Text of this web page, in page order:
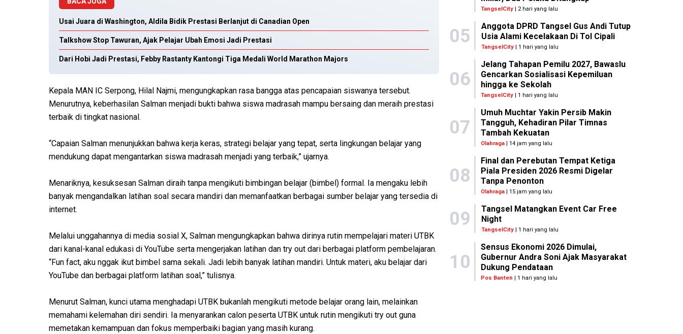
Usai Juara di Washington, Aldila Bidik Prestasi Berlanjut di Canadian Open
Talkshow Stop Tawuran, Ajak Pelajar Ubah Emosi Jadi Prestasi
Dari Hobi Jadi Prestasi, Febby Rastanty Kantongi Tiga Medali World Marathon Majors
Kepala MAN IC Serpong, Hilal Najmi, mengungkapkan rasa bangga atas pencapaian siswanya tersebut.
Menurutnya, keberhasilan Salman menjadi bukti bahwa siswa madrasah mampu bersaing dan meraih prestasi
terbaik di tingkat nasional.
“Capaian Salman menunjukkan bahwa kerja keras, strategi belajar yang tepat, serta lingkungan belajar yang
mendukung dapat mengantarkan siswa madrasah menjadi yang terbaik,” ujarnya.
Menariknya, kesuksesan Salman diraih tanpa mengikuti bimbingan belajar (bimbel) formal. Ia mengaku lebih
banyak mengandalkan latihan soal secara mandiri dan memanfaatkan berbagai sumber belajar yang tersedia di
internet.
Melalui unggahannya di media sosial X, Salman mengungkapkan bahwa dirinya rutin mempelajari materi UTBK
dari kanal-kanal edukasi di YouTube serta mengerjakan latihan dan try out dari berbagai platform pembelajaran.
“Fun fact, aku nggak ikut bimbel sama sekali. Jadi lebih banyak latihan mandiri. Untuk materi, aku belajar dari
YouTube dan berbagai platform latihan soal,” tulisnya.
Menurut Salman, kunci utama menghadapi UTBK bukanlah mengikuti metode belajar orang lain, melainkan
memahami kelemahan diri sendiri. Ia menyarankan calon peserta UTBK untuk rutin mengikuti try out guna
memetakan kemampuan dan fokus memperbaiki bagian yang masih kurang.
TangselCity | 2 hari yang lalu
05
Anggota DPRD Tangsel Gus Andi Tutup
Usia Alami Kecelakaan Di Tol Cipali
TangselCity| 1 hari yang lalu
06
Jelang Tahapan Pemilu 2027, Bawaslu
Gencarkan Sosialisasi Kepemiluan
hingga ke Sekolah
TangselCity | 1 hari yang lalu
07
Umuh Muchtar Yakin Persib Makin
Tangguh, Kehadiran Pilar Timnas
Tambah Kekuatan
Olahraga | 14 jam yang lalu
08
Final dan Perebutan Tempat Ketiga
Piala Presiden 2026 Resmi Digelar
Tanpa Penonton
Olahraga | 15 jam yang lalu
09
Tangsel Matangkan Event Car Free
Night
TangselCity| 1 hari yang lalu
10
Sensus Ekonomi 2026 Dimulai,
Gubernur Andra Soni Ajak Masyarakat
Dukung Pendataan
Pos Banten | 1 hari yang lalu